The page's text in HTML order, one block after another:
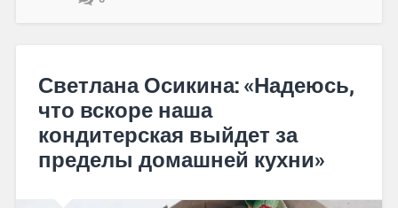
Светлана Осикина: «Надеюсь,
что вскоре наша
кондитерская выйдет за
пределы домашней кухни»